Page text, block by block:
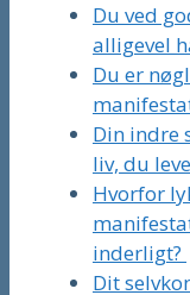
Du ved
alligevel
Du er
Din indre
liv, du
Hvorfor
inderligt?
Dit